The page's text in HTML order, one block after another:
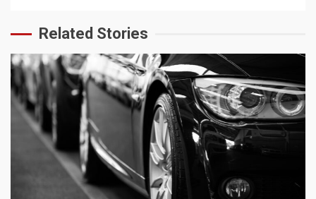
Related Stories